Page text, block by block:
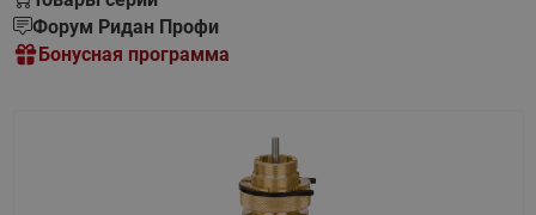
Форум Ридан Профи
Бонусная программа